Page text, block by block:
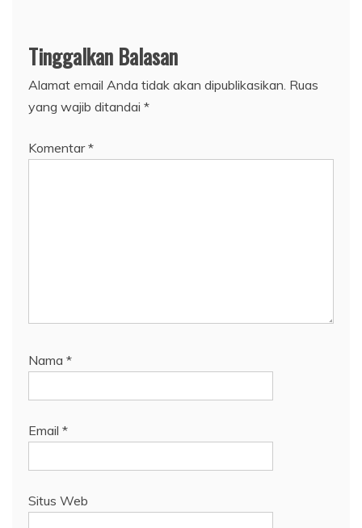
Tinggalkan Balasan
Alamat email Anda tidak akan dipublikasikan. Ruas
yang wajib ditandai *
Komentar*
Nama *
Email *
Situs Web